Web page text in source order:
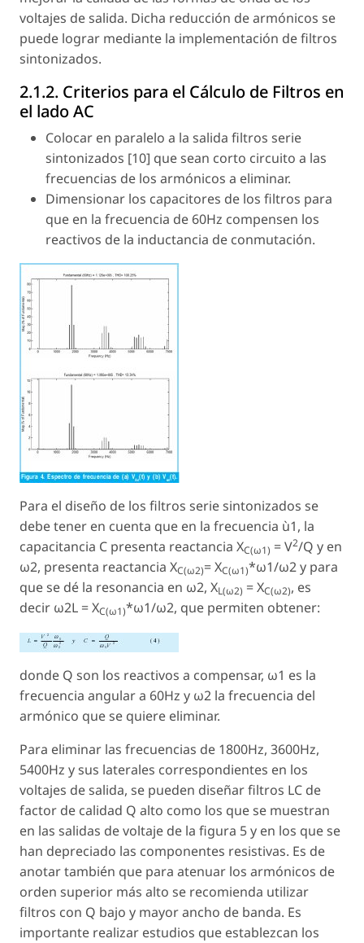
voltajes de salida. Dicha reducción de armónicos se
puede lograr mediante la implementación de filtros
sintonizados.
2.1.2. Criterios para el Cálculo de Filtros en
el lado AC
Colocar en paralelo a la salida filtros serie
sintonizados [10] que sean corto circuito a las
frecuencias de los armónicos a eliminar.
Dimensionar los capacitores de los filtros para
que en la frecuencia de 60Hz compensen los
reactivos de la inductancia de conmutación.
Para el diseño de los filtros serie sintonizados se
debe tener en cuenta que en la frecuencia ù1, la
capacitancia C presenta reactancia XC(ω1) = V2/Q y en
ω2, presenta reactancia XC(ω2)= XC(ω1)*ω1/ω2 y para
que se dé la resonancia en ω2, XL(ω2) = XC(ω2), es
decir ω2L = XC(ω1)*ω1/ω2, que permiten obtener:
donde Q son los reactivos a compensar, ω1 es la
frecuencia angular a 60Hz y ω2 la frecuencia del
armónico que se quiere eliminar.
Para eliminar las frecuencias de 1800Hz, 3600Hz,
5400Hz y sus laterales correspondientes en los
voltajes de salida, se pueden diseñar filtros LC de
factor de calidad Q alto como los que se muestran
en las salidas de voltaje de la figura 5 y en los que se
han depreciado las componentes resistivas. Es de
anotar también que para atenuar los armónicos de
orden superior más alto se recomienda utilizar
filtros con Q bajo y mayor ancho de banda. Es
importante realizar estudios que establezcan los